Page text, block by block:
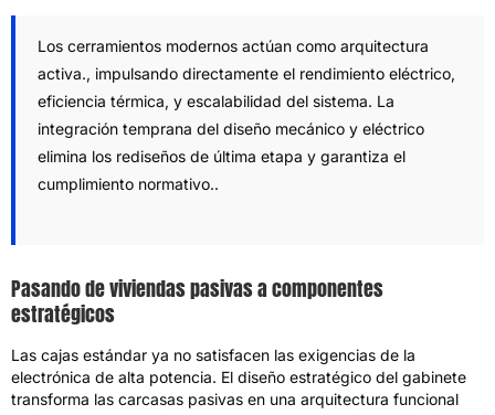
Los cerramientos modernos actúan como arquitectura
activa., impulsando directamente el rendimiento eléctrico,
eficiencia térmica, y escalabilidad del sistema. La
integración temprana del diseño mecánico y eléctrico
elimina los rediseños de última etapa y garantiza el
cumplimiento normativo..
Pasando de viviendas pasivas a componentes
estratégicos
Las cajas estándar ya no satisfacen las exigencias de la
electrónica de alta potencia. El diseño estratégico del gabinete
transforma las carcasas pasivas en una arquitectura funcional